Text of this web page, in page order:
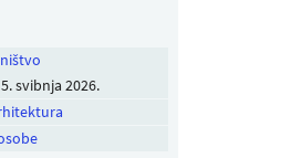
5. svibnja 2026.